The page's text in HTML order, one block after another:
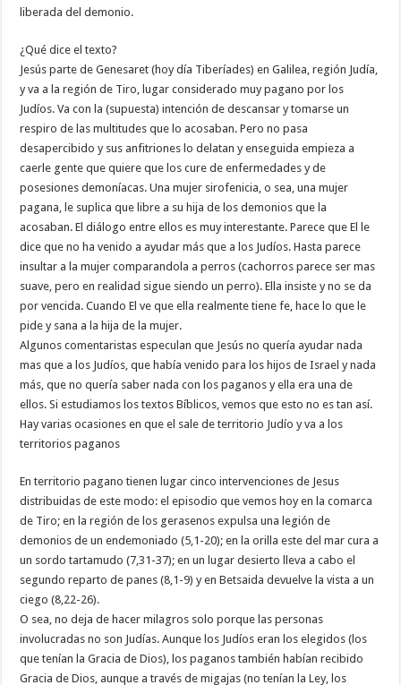
liberada del demonio.
¿Qué dice el texto?
Jesús parte de Genesaret (hoy día Tiberíades) en Galilea, región Judía,
y va a la región de Tiro, lugar considerado muy pagano por los
Judíos. Va con la (supuesta) intención de descansar y tomarse un
respiro de las multitudes que lo acosaban. Pero no pasa
desapercibido y sus anfitriones lo delatan y enseguida empieza a
caerle gente que quiere que los cure de enfermedades y de
posesiones demoníacas. Una mujer sirofenicia, o sea, una mujer
pagana, le suplica que libre a su hija de los demonios que la
acosaban. El diálogo entre ellos es muy interestante. Parece que El le
dice que no ha venido a ayudar más que a los Judíos. Hasta parece
insultar a la mujer comparandola a perros (cachorros parece ser mas
suave, pero en realidad sigue siendo un perro). Ella insiste y no se da
por vencida. Cuando El ve que ella realmente tiene fe, hace lo que le
pide y sana a la hija de la mujer.
Algunos comentaristas especulan que Jesús no quería ayudar nada
mas que a los Judíos, que había venido para los hijos de Israel y nada
más, que no quería saber nada con los paganos y ella era una de
ellos. Si estudiamos los textos Bíblicos, vemos que esto no es tan así.
Hay varias ocasiones en que el sale de territorio Judío y va a los
territorios paganos
En territorio pagano tienen lugar cinco intervenciones de Jesus
distribuidas de este modo: el episodio que vemos hoy en la comarca
de Tiro; en la región de los gerasenos expulsa una legión de
demonios de un endemoniado (5,1-20); en la orilla este del mar cura a
un sordo tartamudo (7,31-37); en un lugar desierto lleva a cabo el
segundo reparto de panes (8,1-9) y en Betsaida devuelve la vista a un
ciego (8,22-26).
O sea, no deja de hacer milagros solo porque las personas
involucradas no son Judías. Aunque los Judíos eran los elegidos (los
que tenían la Gracia de Dios), los paganos también habían recibido
Gracia de Dios, aunque a través de migajas (no tenían la Ley, los